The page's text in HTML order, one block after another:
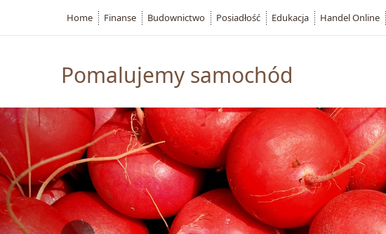
Pomalujemy samochód
Home Finanse Budownictwo Posiadłość Edukacja Handel Online